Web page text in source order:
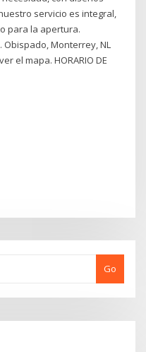
servicio es integral,
para la apertura.
Obispado, Monterrey, NL
el mapa. HORARIO DE
Go